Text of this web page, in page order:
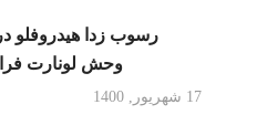
رسوب زدا هیدروفلو
وحش لونارت
17 شهریور, 1400